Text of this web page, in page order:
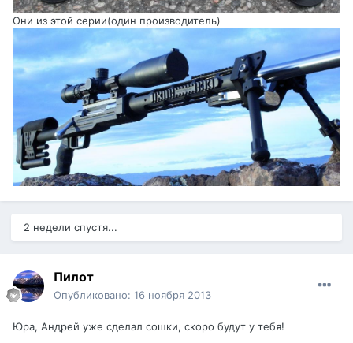
Они из этой серии(один производитель)
2 недели спустя...
Пилот
Опубликовано: 16 ноября 2013
Юра, Андрей уже сделал сошки, скоро будут у тебя!